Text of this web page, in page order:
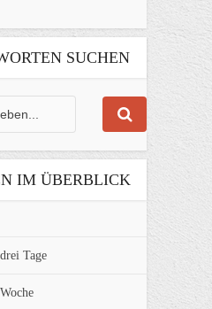
SUCHEN
IM ÜBERBLICK
Tage